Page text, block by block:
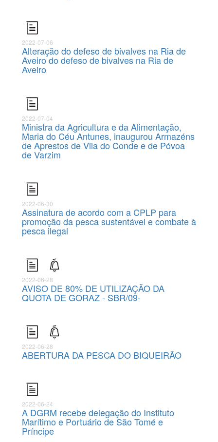
2022-07-06
Alteração do defeso de bivalves na Ria de
Aveiro do defeso de bivalves na Ria de
Aveiro
2022-07-04
Ministra da Agricultura e da Alimentação,
Maria do Céu Antunes, inaugurou Armazéns
de Aprestos de Vila do Conde e de Póvoa
de Varzim
2022-06-30
Assinatura de acordo com a CPLP para
promoção da pesca sustentável e combate à
pesca ilegal
2022-06-28
AVISO DE 80% DE UTILIZAÇÃO DA
QUOTA DE GORAZ - SBR/09-
2022-06-28
ABERTURA DA PESCA DO BIQUEIRÃO
2022-06-24
A DGRM recebe delegação do Instituto
Marítimo e Portuário de São Tomé e
Príncipe